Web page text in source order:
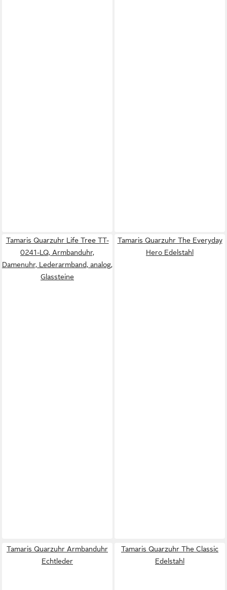
Tamaris Quarzuhr Life Tree TT-
0241-LQ, Armbanduhr,
Damenuhr, Lederarmband, analog,
Glassteine
Tamaris Quarzuhr The Everyday
Hero Edelstahl
Tamaris Quarzuhr Armbanduhr
Echtleder
Tamaris Quarzuhr The Classic
Edelstahl